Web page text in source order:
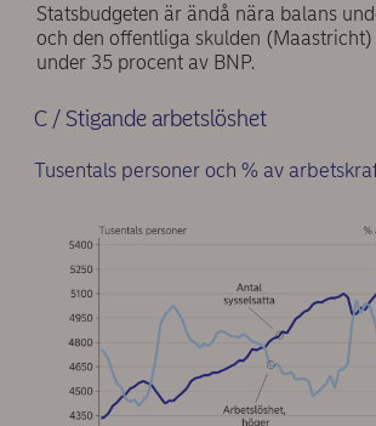
Statsbudgeten är ändå nära balans
och den offentliga skulden
under 35 procent av BNP.
C / Stigande arbetslöshet
Tusentals personer och % av